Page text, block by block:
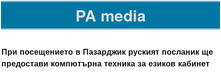
PA media
При посещението в Пазарджик руският посланик ще
предостави компютърна техника за езиков кабинет